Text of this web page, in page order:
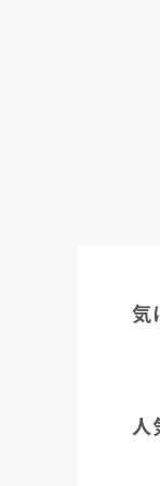
気
人